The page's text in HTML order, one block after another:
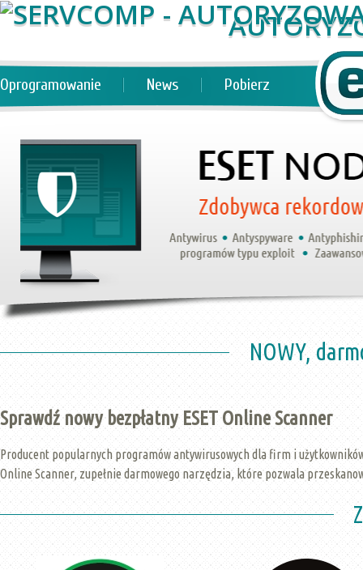
Oprogramowanie News Pobierz
NOWY,
Sprawdź nowy bezpłatny ESET Online Scanner
Producent popularnych programów antywirusowych dla firm i
Online Scanner, zupełnie darmowego narzędzia, które pozwala